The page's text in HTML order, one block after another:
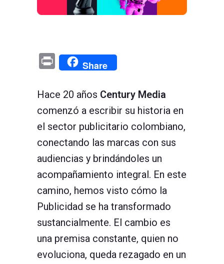
Pr
in
t
Share
Hace 20 años Century Media
comenzó a escribir su historia en
el sector publicitario colombiano,
conectando las marcas con sus
audiencias y brindándoles un
acompañamiento integral. En este
camino, hemos visto cómo la
Publicidad se ha transformado
sustancialmente. El cambio es
una premisa constante, quien no
evoluciona, queda rezagado en un